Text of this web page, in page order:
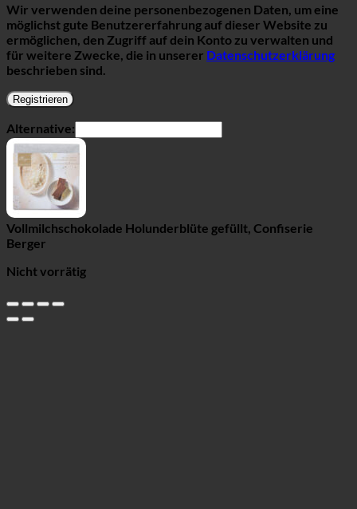
Wir verwenden deine personenbezogenen Daten, um eine
möglichst gute Benutzererfahrung auf dieser Website zu
ermöglichen, den Zugriff auf dein Konto zu verwalten und
für weitere Zwecke, die in unserer Datenschutzerklärung
beschrieben sind.
Registrieren
Alternative:
Vollmilchschokolade Holunderblüte gefüllt, Confiserie
Berger
Nicht vorrätig